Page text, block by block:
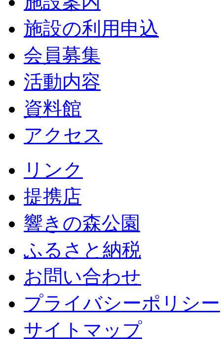
施設の利用申込
会員募集
活動内容
資料館
アクセス
リンク
提携店
響きの森公園
ふるさと納税
お問い合わせ
プライバシーポリシー
サイトマップ